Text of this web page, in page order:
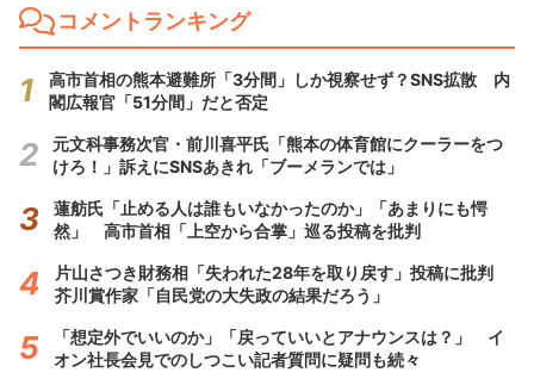
コメントランキング
高市首相の熊本避難所「3分間」しか視察せず？SNS拡散 内
閣広報官「51分間」だと否定
元文科事務次官・前川喜平氏「熊本の体育館にクーラーをつ
けろ！」訴えにSNSあきれ「ブーメランでは」
蓮舫氏「止める人は誰もいなかったのか」「あまりにも愕
然」 高市首相「上空から合掌」巡る投稿を批判
片山さつき財務相「失われた28年を取り戻す」投稿に批判
芥川賞作家「自民党の大失政の結果だろう」
「想定外でいいのか」「戻っていいとアナウンスは？」 イ
オン社長会見でのしつこい記者質問に疑問も続々